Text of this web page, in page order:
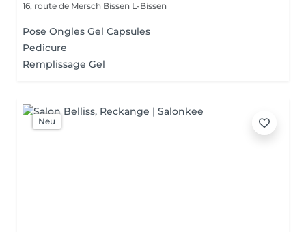
16, route de Mersch Bissen L-Bissen
Pose Ongles Gel Capsules
Pedicure
Remplissage Gel
Neu